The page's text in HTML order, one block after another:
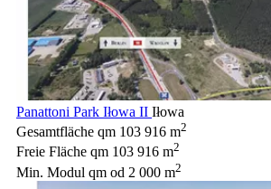
Panattoni Park Iłowa II Iłowa
Gesamtfläche qm 103 916 m2
Freie Fläche qm 103 916 m2
Min. Modul qm od 2 000 m2